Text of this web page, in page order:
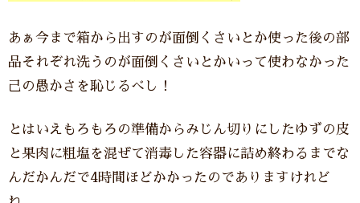
あぁ今まで箱から出すのが面倒くさいとか使った後の部
品それぞれ洗うのが面倒くさいとかいって使わなかった
己の愚かさを恥じるべし！
とはいえもろもろの準備からみじん切りにしたゆずの皮
と果肉に粗塩を混ぜて消毒した容器に詰め終わるまでな
んだかんだで4時間ほどかかったのでありますけれど